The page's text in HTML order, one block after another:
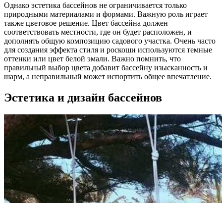
Однако эстетика бассейнов не ограничивается только
природными материалами и формами. Важную роль играет
также цветовое решение. Цвет бассейна должен
соответствовать местности, где он будет расположен, и
дополнять общую композицию садового участка. Очень часто
для создания эффекта стиля и роскоши используются темные
оттенки или цвет белой эмали. Важно помнить, что
правильный выбор цвета добавит бассейну изысканность и
шарм, а неправильный может испортить общее впечатление.
Эстетика и дизайн бассейнов